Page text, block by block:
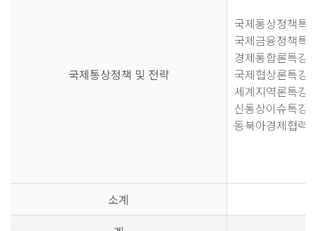
국제통상정책 및 전략
국제통상정책특
국제금융정책특
경제통합론특강
국제협상론특강
세계지역론특강
신통상이슈특강
동북아경제협력
소계